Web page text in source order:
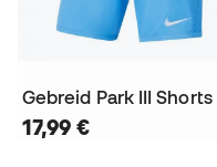
Gebreid Park III Shorts
17,99 €